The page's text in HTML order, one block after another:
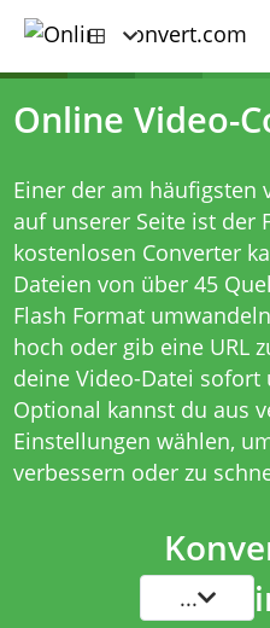
Online Video-
Einer der am häufigsten
auf unserer Seite ist der
kostenlosen Converter
Dateien von über 45
Flash Format
hoch oder gib eine URL
deine Video-Datei sofort
Optional kannst du aus
Einstellungen wählen,
verbessern oder zu
...